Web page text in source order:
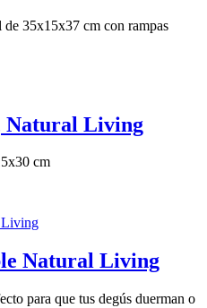
de 35x15x37 cm con rampas
Natural Living
cm
Natural Living
para que tus degús duerman o